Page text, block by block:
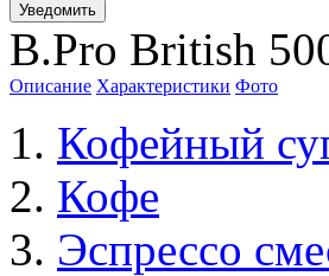
Уведомить
B.Pro British
Описание Характеристики Фото
Кофейный
Кофе
Эспрессо